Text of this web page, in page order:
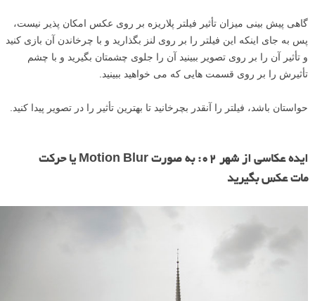
گاهی پیش بینی میزان تأثیر فیلتر پلاریزه بر روی عکس امکان پذیر نیست،
پس به جای اینکه این فیلتر را بر روی لنز بگذارید و با چرخاندن آن بازی کنید
و تأثیر آن را بر روی تصویر ببینید آن را جلوی چشمتان بگیرید و با چشم
تأثیرش را بر روی قسمت هایی که می خواهید ببینید.
حواستان باشد، فیلتر را آنقدر بچرخانید تا بهترین تأثیر را در تصویر پیدا کنید.
ایده عکاسی از شهر ۰۲: به صورت Motion Blur یا حرکت
مات عکس بگیرید